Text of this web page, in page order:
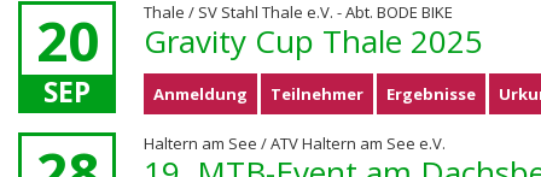
20
SEP
Thale / SV Stahl Thale e.V. - Abt. BODE BIKE
Gravity Cup Thale 2025
Anmeldung Teilnehmer Ergebnisse
Haltern am See / ATV Haltern am See e.V.